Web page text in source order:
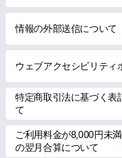
情報の外部送信について
ウェブアクセシビリティ
特定商取引法に基づく表
て
ご利用料金が8,000円未
の翌月合算について